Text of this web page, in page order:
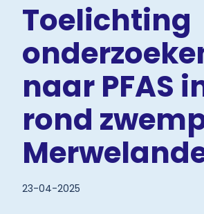
Toelichting
naar PFAS
rond
23-04-2025